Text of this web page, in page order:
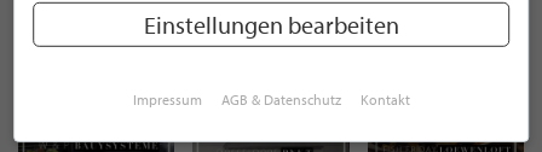
Einstellungen bearbeiten
Impressum AGB & Datenschutz Kontakt